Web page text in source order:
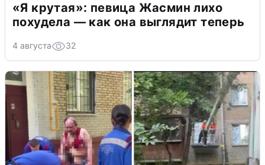
«Я крутая»: певица Жасмин лихо
похудела — как она выглядит теперь
4 августа 32